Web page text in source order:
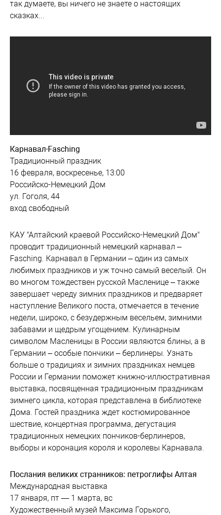
так думаете, вы ничего не знаете о настоящих
сказках...
Карнавал-Fasching
Традиционный праздник
16 февраля, воскресенье, 13:00
Российско-Немецкий Дом
ул. Гоголя, 44
вход свободный
КАУ "Алтайский краевой Российско-Немецкий Дом"
проводит традиционный немецкий карнавал –
Fasching. Карнавал в Германии – один из самых
любимых праздников и уж точно самый веселый. Он
во многом тождествен русской Масленице – также
завершает череду зимних праздников и предваряет
наступление Великого поста, отмечается в течение
недели, широко, с безудержным весельем, зимними
забавами и щедрым угощением. Кулинарным
символом Масленицы в России являются блины, а в
Германии – особые пончики – берлинеры. Узнать
больше о традициях и зимних праздниках немцев
России и Германии поможет книжно-иллюстративная
выставка, посвященная традиционным праздникам
зимнего цикла, которая представлена в библиотеке
Дома. Гостей праздника ждет костюмированное
шествие, концертная программа, дегустация
традиционных немецких пончиков-берлинеров,
выборы и коронация короля и королевы Карнавала.
Послания великих странников: петроглифы Алтая
Международная выставка
17 января, пт — 1 марта, вс
Художественный музей Максима Горького,